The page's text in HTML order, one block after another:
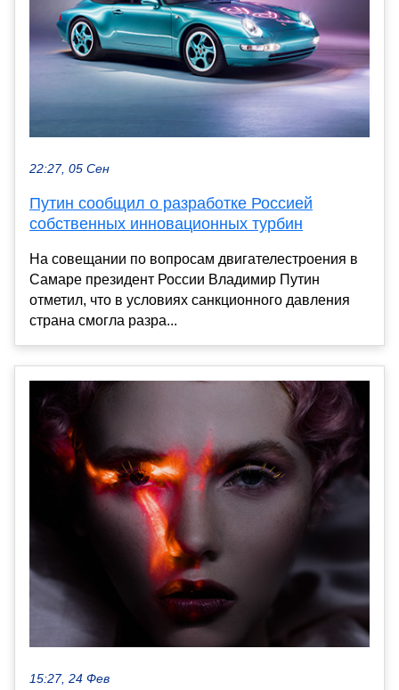
22:27, 05 Сен
Путин сообщил о разработке Россией
собственных инновационных турбин
На совещании по вопросам двигателестроения в
Самаре президент России Владимир Путин
отметил, что в условиях санкционного давления
страна смогла разра...
15:27, 24 Фев